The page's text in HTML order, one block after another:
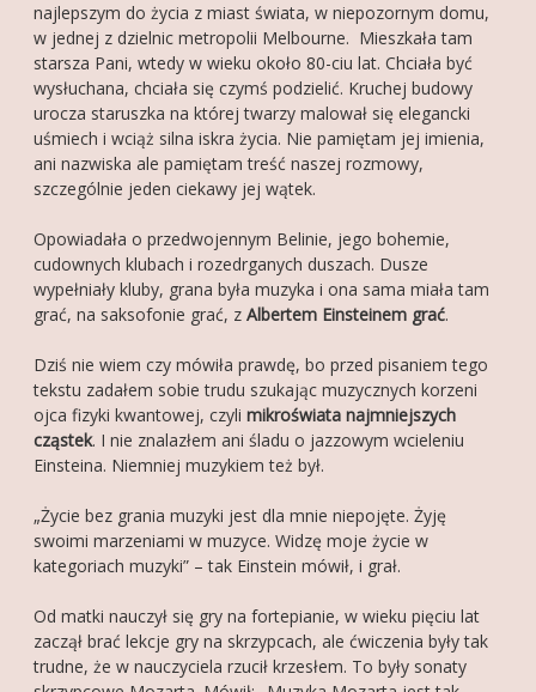
najlepszym do życia z miast świata, w niepozornym domu,
w jednej z dzielnic metropolii Melbourne. Mieszkała tam
starsza Pani, wtedy w wieku około 80-ciu lat. Chciała być
wysłuchana, chciała się czymś podzielić. Kruchej budowy
urocza staruszka na której twarzy malował się elegancki
uśmiech i wciąż silna iskra życia. Nie pamiętam jej imienia,
ani nazwiska ale pamiętam treść naszej rozmowy,
szczególnie jeden ciekawy jej wątek.
Opowiadała o przedwojennym Belinie, jego bohemie,
cudownych klubach i rozedrganych duszach. Dusze
wypełniały kluby, grana była muzyka i ona sama miała tam
grać, na saksofonie grać, z Albertem Einsteinem grać.
Dziś nie wiem czy mówiła prawdę, bo przed pisaniem tego
tekstu zadałem sobie trudu szukając muzycznych korzeni
ojca fizyki kwantowej, czyli mikroświata najmniejszych
cząstek. I nie znalazłem ani śladu o jazzowym wcieleniu
Einsteina. Niemniej muzykiem też był.
„Życie bez grania muzyki jest dla mnie niepojęte. Żyję
swoimi marzeniami w muzyce. Widzę moje życie w
kategoriach muzyki” – tak Einstein mówił, i grał.
Od matki nauczył się gry na fortepianie, w wieku pięciu lat
zaczął brać lekcje gry na skrzypcach, ale ćwiczenia były tak
trudne, że w nauczyciela rzucił krzesłem. To były sonaty